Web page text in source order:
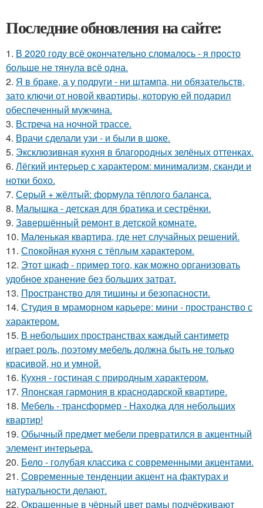
Последние обновления на сайте:
1. В 2020 году всё окончательно сломалось - я просто
больше не тянула всё одна.
2. Я в браке, а у подруги - ни штампа, ни обязательств,
зато ключи от новой квартиры, которую ей подарил
обеспеченный мужчина.
3. Встреча на ночной трассе.
4. Врачи сделали узи - и были в шоке.
5. Эксклюзивная кухня в благородных зелёных оттенках.
6. Лёгкий интерьер с характером: минимализм, сканди и
нотки бохо.
7. Серый + жёлтый: формула тёплого баланса.
8. Малышка - детская для братика и сестрёнки.
9. Завершённый ремонт в детской комнате.
10. Маленькая квартира, где нет случайных решений.
11. Спокойная кухня с тёплым характером.
12. Этот шкаф - пример того, как можно организовать
удобное хранение без больших затрат.
13. Пространство для тишины и безопасности.
14. Студия в мраморном карьере: мини - пространство с
характером.
15. В небольших пространствах каждый сантиметр
играет роль, поэтому мебель должна быть не только
красивой, но и умной.
16. Кухня - гостиная с природным характером.
17. Японская гармония в краснодарской квартире.
18. Мебель - трансформер - Находка для небольших
квартир!
19. Обычный предмет мебели превратился в акцентный
элемент интерьера.
20. Бело - голубая классика с современными акцентами.
21. Современные тенденции акцент на фактурах и
натуральности делают.
22. Окрашенные в чёрный цвет рамы подчёркивают